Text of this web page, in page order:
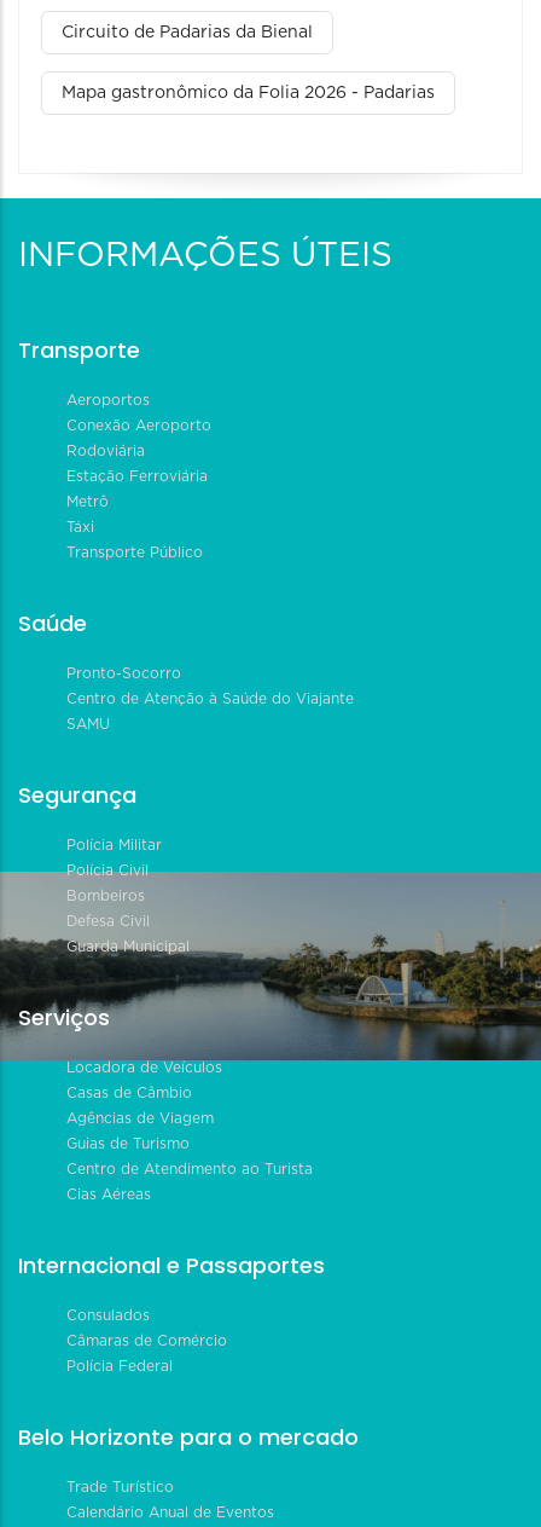
Circuito de Padarias da Bienal
Mapa gastronômico da Folia 2026 - Padarias
INFORMAÇÕES ÚTEIS
Transporte
Aeroportos
Conexão Aeroporto
Rodoviária
Estação Ferroviária
Metrô
Táxi
Transporte Público
Saúde
Pronto-Socorro
Centro de Atenção à Saúde do Viajante
SAMU
Segurança
Polícia Militar
Polícia Civil
Bombeiros
Defesa Civil
Guarda Municipal
Serviços
Locadora de Veículos
Casas de Câmbio
Agências de Viagem
Guias de Turismo
Centro de Atendimento ao Turista
Cias Aéreas
Internacional e Passaportes
Consulados
Câmaras de Comércio
Polícia Federal
Belo Horizonte para o mercado
Trade Turístico
Calendário Anual de Eventos